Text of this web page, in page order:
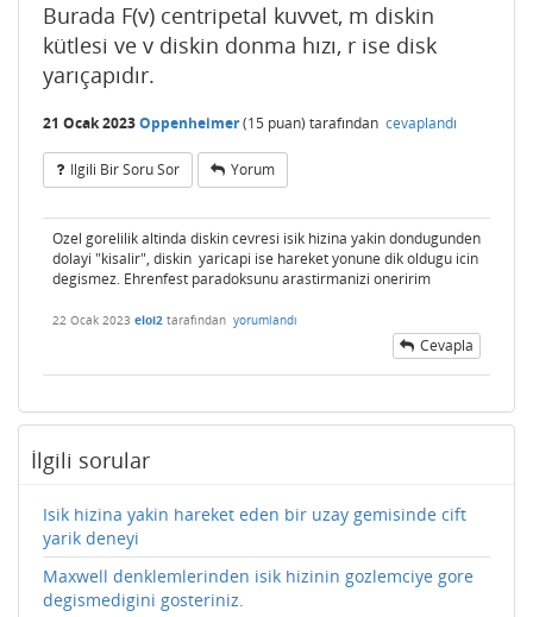
Burada F(v) centripetal kuvvet, m diskin
kütlesi ve v diskin donma hızı, r ise disk
yarıçapıdır.
21 Ocak 2023Oppenheimer(15 puan) tarafından cevaplandı
Ilgili Bir Soru Sor Yorum
Ozel gorelilik altinda diskin cevresi isik hizina yakin dondugunden
dolayi "kisalir", diskin yaricapi ise hareket yonune dik oldugu icin
degismez. Ehrenfest paradoksunu arastirmanizi oneririm
22 Ocak 2023 eloi2 tarafından yorumlandı
Cevapla
İlgili sorular
Isik hizina yakin hareket eden bir uzay gemisinde cift
yarik deneyi
Maxwell denklemlerinden isik hizinin gozlemciye gore
degismedigini gosteriniz.